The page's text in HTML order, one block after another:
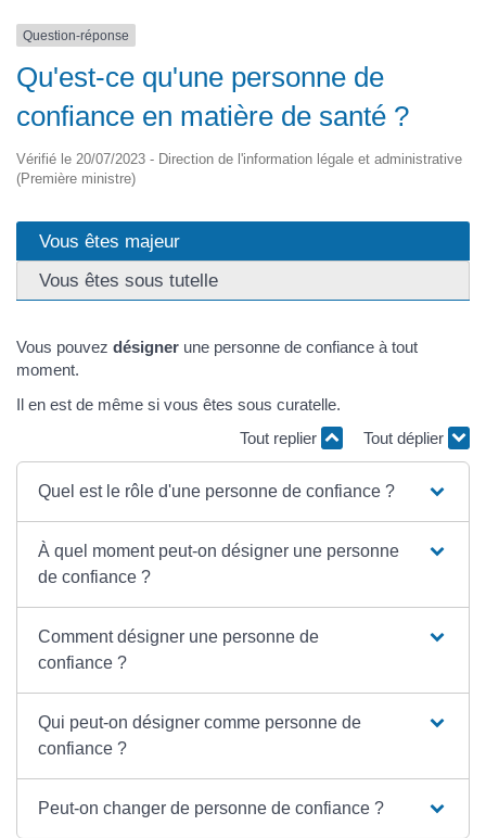
Question-réponse
Qu'est-ce qu'une personne de
confiance en matière de santé ?
Vérifié le 20/07/2023 - Direction de l'information légale et administrative
(Première ministre)
Vous êtes majeur
Vous êtes sous tutelle
Vous pouvez désigner une personne de confiance à tout
moment.
Il en est de même si vous êtes sous curatelle.
Tout replier
Tout déplier
Quel est le rôle d'une personne de confiance ?
À quel moment peut-on désigner une personne
de confiance ?
Comment désigner une personne de
confiance ?
Qui peut-on désigner comme personne de
confiance ?
Peut-on changer de personne de confiance ?